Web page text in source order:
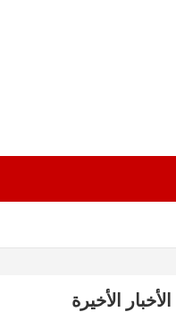
الأخبار الأخيرة